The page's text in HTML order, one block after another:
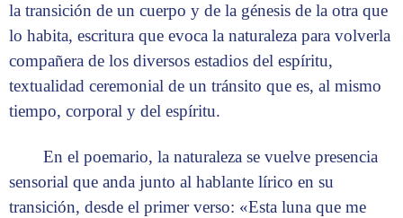
la transición de un cuerpo y de la génesis de la otra que
lo habita, escritura que evoca la naturaleza para volverla
compañera de los diversos estadios del espíritu,
textualidad ceremonial de un tránsito que es, al mismo
tiempo, corporal y del espíritu.
En el poemario, la naturaleza se vuelve presencia
sensorial que anda junto al hablante lírico en su
transición, desde el primer verso: «Esta luna que me